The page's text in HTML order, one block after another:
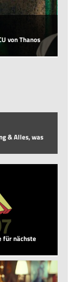
von Thanos
& Alles, was
für nächste